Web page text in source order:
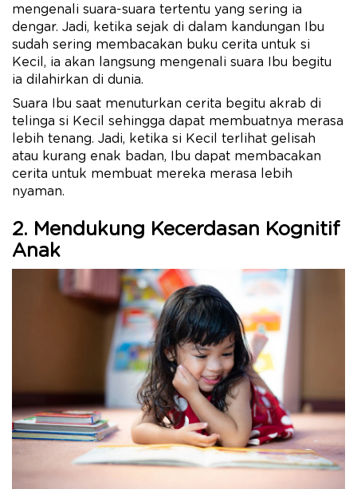
mengenali suara-suara tertentu yang sering ia
dengar. Jadi, ketika sejak di dalam kandungan Ibu
sudah sering membacakan buku cerita untuk si
Kecil, ia akan langsung mengenali suara Ibu begitu
ia dilahirkan di dunia.
Suara Ibu saat menuturkan cerita begitu akrab di
telinga si Kecil sehingga dapat membuatnya merasa
lebih tenang. Jadi, ketika si Kecil terlihat gelisah
atau kurang enak badan, Ibu dapat membacakan
cerita untuk membuat mereka merasa lebih
nyaman.
2. Mendukung Kecerdasan Kognitif
Anak